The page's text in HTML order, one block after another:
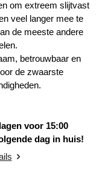
om extreem slijtvast
veel langer mee te
de meeste andere
betrouwbaar en
de zwaarste
voor 15:00
dag in huis!